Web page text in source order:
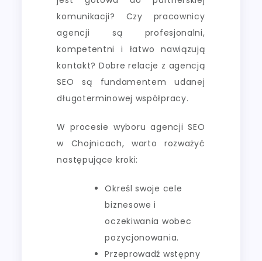
komunikacji? Czy pracownicy
agencji są profesjonalni,
kompetentni i łatwo nawiązują
kontakt? Dobre relacje z agencją
SEO są fundamentem udanej
długoterminowej współpracy.
W procesie wyboru agencji SEO
w Chojnicach, warto rozważyć
następujące kroki:
Określ swoje cele
biznesowe i
oczekiwania wobec
pozycjonowania.
Przeprowadź wstępny